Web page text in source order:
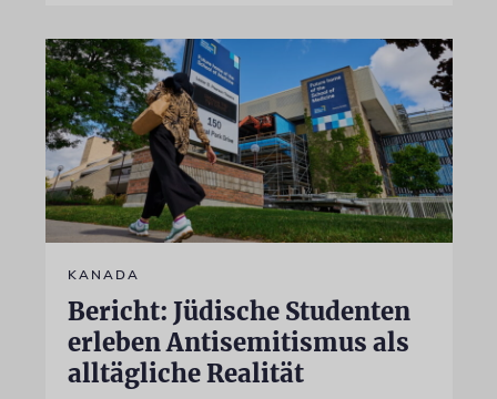
KANADA
Bericht: Jüdische Studenten
erleben Antisemitismus als
alltägliche Realität